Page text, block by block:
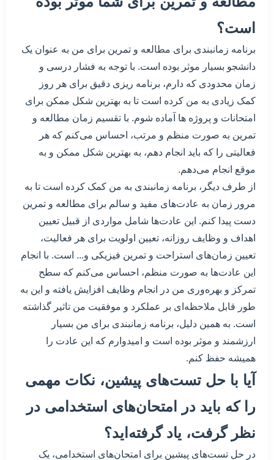
است؟
برنامه زمانبندی برای مطالعه و تمرین برای من به عنوان یک
دانشجو بسیار موثر بوده است. با توجه به فشار درسی و
زمان محدودی که دارم، برنامه ریزی دقیق برای هر روز
کمک زیادی به من کرده است تا به بهترین شکل ممکن برای
امتحانات و پروژه ها آماده شوم. با تقسیم زمان مطالعه و
تمرین به صورت منظم و مرتب، احساس می‌کنم که هر
فعالیتی را که باید انجام دهم، به بهترین شکل ممکن و به
موقع انجام می‌دهم.
از طرف دیگر، برنامه زمانبندی به من کمک کرده است تا به
مرور زمان به عادت‌های مفید و سالم برای مطالعه و تمرین
دست پیدا کنم. این عادت‌ها شامل مواردی از قبیل تعیین
اهداف و وظایف روزانه، تعیین اولویت برای هر فعالیت،
تعیین زمان‌های استراحت و تمرین فیزیکی و... است. با انجام
این عادت‌ها به صورت منظم، احساس می‌کنم که سطح
تمرکز و بهره‌وری من در انجام وظایف افزایش یافته و این به
طور قابل ملاحظه‌ای بر عملکرد و موفقیت من تاثیر گذاشته
است. به همین دلیل، برنامه زمانبندی برای من بسیار
ارزشمند و موثر بوده است و امیدوارم که این عادت را
همیشه حفظ کنم.
آیا با حل تست‌های پیشین، نکات مهمی
را که باید در امتحان‌های استخدامی در
نظر گرفت، یاد گرفته‌اید؟
در حل تست‌های پیشین برای امتحان‌های استخدامی، یک